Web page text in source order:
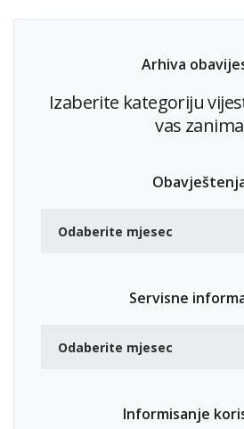
Arhiva
Izaberite kategoriju
vas zanima
Servisne
Informisanje